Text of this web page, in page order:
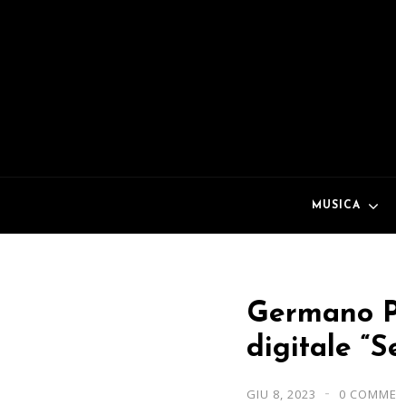
MUSICA
Germano
digitale
GIU 8, 2023 0